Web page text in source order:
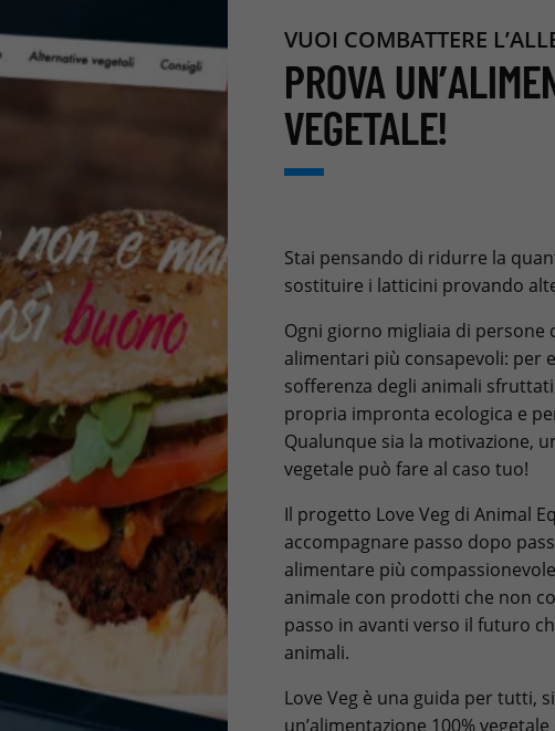
VUOI COMBATTERE
PROVA
VEGETALE!
Stai pensando di ridurre la
sostituire i latticini provando
Ogni giorno migliaia di persone
alimentari più consapevoli: per
sofferenza degli animali
propria impronta ecologica e
Qualunque sia la motivazione,
vegetale può fare al caso tuo!
Il progetto Love Veg di Animal
accompagnare passo dopo
alimentare più
animale con prodotti che non
passo in avanti verso il futuro
animali.
Love Veg è una guida per tutti,
un’alimentazione 100%